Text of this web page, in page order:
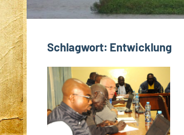
Schlagwort: Entwicklung